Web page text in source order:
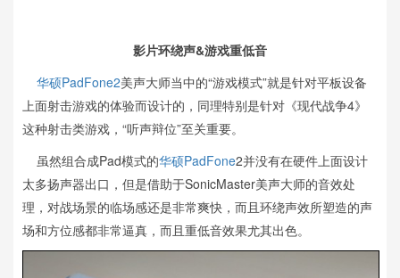
影片环绕声&游戏重低音
华硕PadFone2美声大师当中的“游戏模式”就是针对平板设备
上面射击游戏的体验而设计的，同理特别是针对《现代战争4》
这种射击类游戏，“听声辩位”至关重要。
虽然组合成Pad模式的华硕PadFone2并没有在硬件上面设计
太多扬声器出口，但是借助于SonicMaster美声大师的音效处
理，对战场景的临场感还是非常爽快，而且环绕声效所塑造的声
场和方位感都非常逼真，而且重低音效果尤其出色。